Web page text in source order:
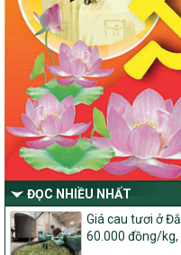
Về việc thành lập Ban Chỉ
dựng nông thôn mới, giảm
xã hội vùng đồng bào dân
-2030 tỉnh Nghệ An
Thông tư Số 23/2026/TT-
Thông tư Hướng dẫn thực
mục tiêu quốc gia xây
vững và phát triển kinh tế
số và miền núi giai đoạn
nước của Bộ Nông nghiệp
Quyết định số: 26/2026/
Quyết định ban hành Bộ
sản phẩm Mỗi xã một sản
ĐỌC NHIỀU NHẤT
Giá cau tươi ở
60.000 đồng/kg,